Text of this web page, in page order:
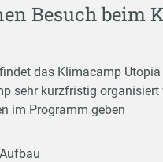
Besuch beim
das Klimacamp
sehr kurzfristig organisiert
im Programm geben